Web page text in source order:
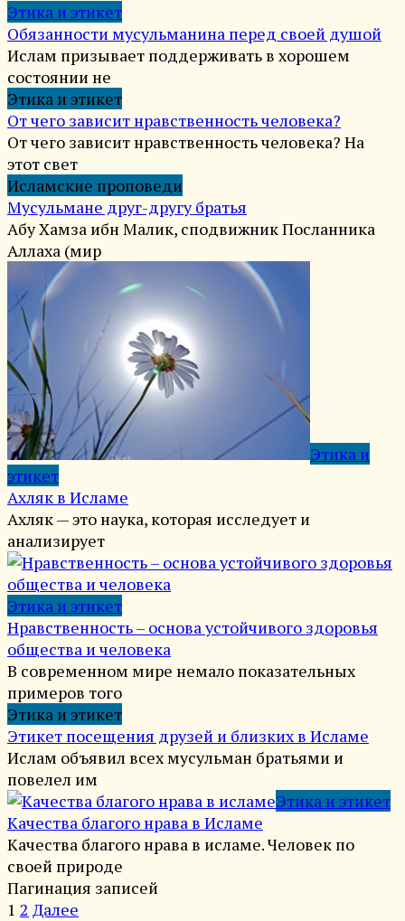
Этика и этикет
Обязанности мусульманина перед своей душой
Ислам призывает поддерживать в хорошем
состоянии не
Этика и этикет
От чего зависит нравственность человека?
От чего зависит нравственность человека? На
этот свет
Исламские проповеди
Мусульмане друг-другу братья
Абу Хамза ибн Малик, сподвижник Посланника
Аллаха (мир
Этика и
этикет
Ахляк в Исламе
Ахляк — это наука, которая исследует и
анализирует
Этика и этикет
Нравственность – основа устойчивого здоровья
общества и человека
В современном мире немало показательных
примеров того
Этика и этикет
Этикет посещения друзей и близких в Исламе
Ислам объявил всех мусульман братьями и
повелел им
Этика и этикет
Качества благого нрава в Исламе
Качества благого нрава в исламе. Человек по
своей природе
Пагинация записей
1 2 Далее